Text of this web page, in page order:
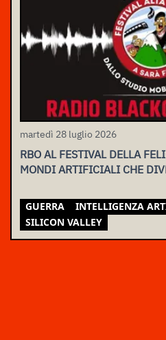
martedì 28 luglio 2026
RBO AL FESTIVAL DELLA
MONDI ARTIFICIALI CHE
GUERRA
INTELLIGENZA
SILICON VALLEY